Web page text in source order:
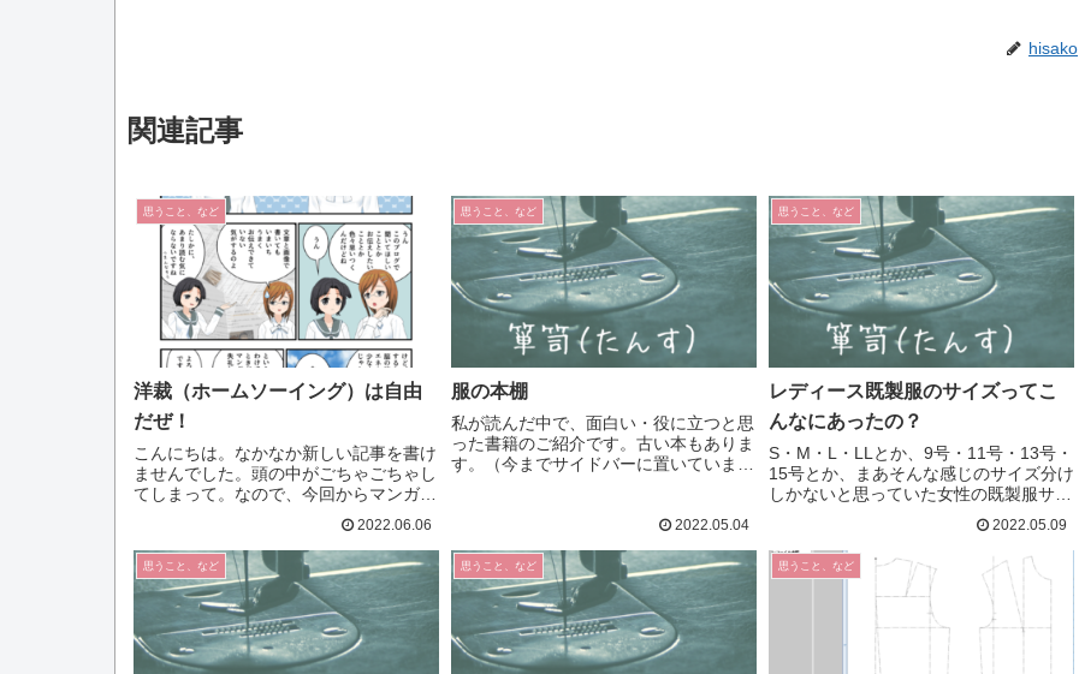
hisako
関連記事
思うこと、など
洋裁（ホームソーイング）は自由
だぜ！
こんにちは。なかなか新しい記事を書け
ませんでした。頭の中がごちゃごちゃし
てしまって。なので、今回からマンガも
使って記事を書いていこうと思います。
とりあえずはそのことをご報告するため
にこの記事を書きました。マンガだと説
明はわかりやすくなるのか...
2022.06.06
思うこと、など
服の本棚
私が読んだ中で、面白い・役に立つと思
った書籍のご紹介です。古い本もありま
す。（今までサイドバーに置いていまし
をかけないでシックに着こなす法カテリ
2022.05.04
思うこと、など
レディース既製服のサイズってこ
んなにあったの？
S・M・L・LLとか、9号・11号・13号・
15号とか、まあそんな感じのサイズ分け
しかないと思っていた女性の既製服サイ
ズ。男性のスーツは体型も細かく分かれ
ているのは知っているし、女性ももしか
したらそうなのかな？と思わないことも
なかったけど（...
2022.05.09
思うこと、など 思うこと、など 思うこと、など